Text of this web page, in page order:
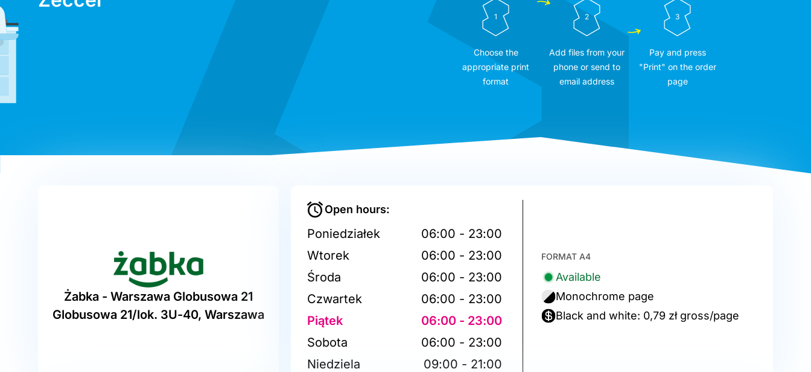
1
Choose the
appropriate print
format
2
Add files from your
phone or send to
email address
3
Pay and press
"Print" on the order
page
Żabka - Warszawa Globusowa 21
Globusowa 21/lok. 3U-40, Warszawa
Open hours:
Poniedziałek
06:00 - 23:00
Wtorek
06:00 - 23:00
Środa
06:00 - 23:00
Czwartek
06:00 - 23:00
Piątek
06:00 - 23:00
Sobota
06:00 - 23:00
Niedziela
09:00 - 21:00
FORMAT A4
Available
Monochrome page
Black and white: 0,79 zł gross/page